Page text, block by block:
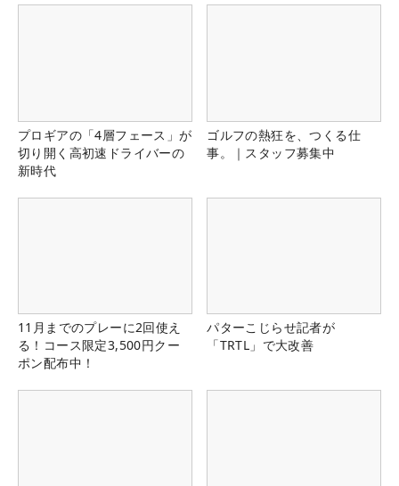
プロギアの「4層フェース」が
切り開く高初速ドライバーの
新時代
ゴルフの熱狂を、つくる仕
事。｜スタッフ募集中
11月までのプレーに2回使え
る！コース限定3,500円クー
ポン配布中！
パターこじらせ記者が
「TRTL」で大改善